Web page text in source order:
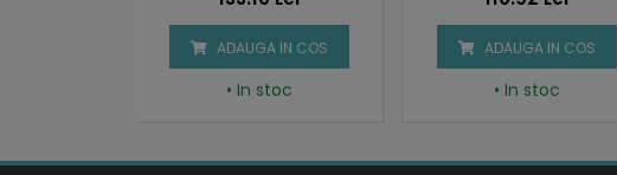
CORP ALB, IP65
ADAUGA IN COS
• In stoc
ADAUGA IN COS
• In stoc